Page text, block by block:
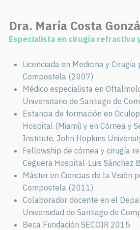
Dra. María Costa
Especialista en cirugía refractiva
Licenciada en Medicina y
Compostela (2007)
Médico especialista en
Universitario de Santiago de
Estancia de formación en
Hospital (Miami) y en Córnea y
Institute, John Hopkins
Fellowship de córnea y cirugía
Ceguera Hospital-Luis Sánchez
Máster en Ciencias de la Visión
Compostela (2011)
Colaborador docente en el
Universidad de Santiago de
Beca Fundación SECOIR 2015